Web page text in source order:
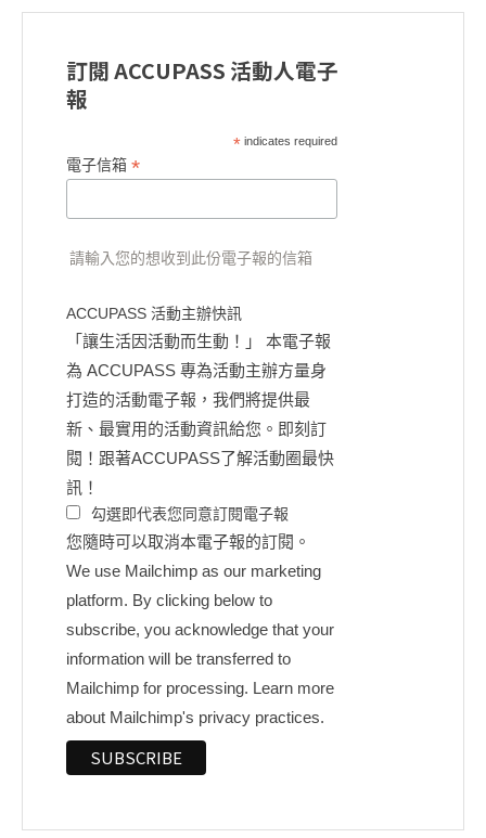
訂閱 ACCUPASS 活動人電子
報
*indicates required
電子信箱 *
請輸入您的想收到此份電子報的信箱
ACCUPASS 活動主辦快訊
「讓生活因活動而生動！」 本電子報
為 ACCUPASS 專為活動主辦方量身
打造的活動電子報，我們將提供最
新、最實用的活動資訊給您。即刻訂
閱！跟著ACCUPASS了解活動圈最快
訊！
勾選即代表您同意訂閱電子報
您隨時可以取消本電子報的訂閱。
We use Mailchimp as our marketing
platform. By clicking below to
subscribe, you acknowledge that your
information will be transferred to
Mailchimp for processing. Learn more
about Mailchimp's privacy practices.